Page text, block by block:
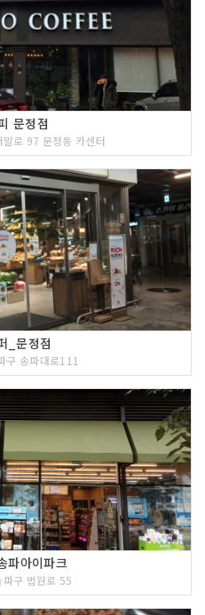
문정점
로 97 문정동 카센터
_문정점
구 송파대로111
파아이파크
구 법원로 55